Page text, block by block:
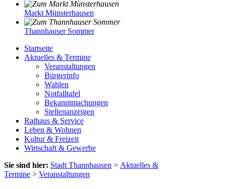
Markt Münsterhausen
Thannhauser Sommer
Startseite
Aktuelles & Termine
Veranstaltungen
Bürgerinfo
Wahlen
Notfalltafel
Bekanntmachungen
Stellenanzeigen
Rathaus & Service
Leben & Wohnen
Kultur & Freizeit
Wirtschaft & Gewerbe
Sie sind hier: Stadt Thannhausen > Aktuelles &
Termine > Veranstaltungen